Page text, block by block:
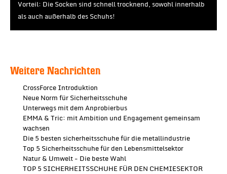
Vorteil: Die Socken sind schnell trocknend, sowohl innerhalb
als auch außerhalb des Schuhs!
Weitere Nachrichten
CrossForce Introduktion
Neue Norm für Sicherheitsschuhe
Unterwegs mit dem Anprobierbus
EMMA & Tric: mit Ambition und Engagement gemeinsam
wachsen
Die 5 besten sicherheitsschuhe für die metallindustrie
Top 5 Sicherheitsschuhe für den Lebensmittelsektor
Natur & Umwelt - Die beste Wahl
TOP 5 SICHERHEITSSCHUHE FÜR DEN CHEMIESEKTOR